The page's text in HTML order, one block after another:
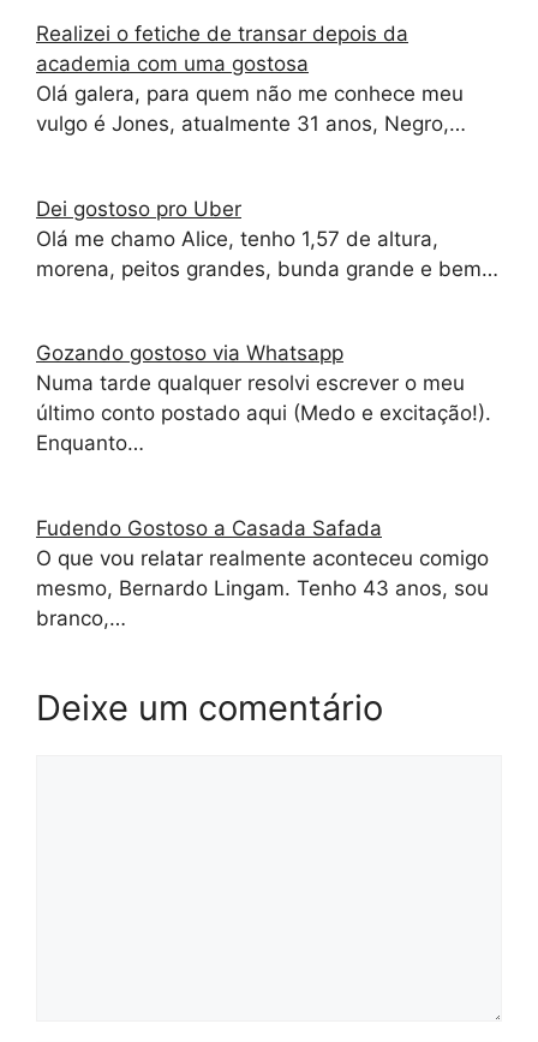
Realizei o fetiche de transar depois da
academia com uma gostosa
Olá galera, para quem não me conhece meu
vulgo é Jones, atualmente 31 anos, Negro,…
Dei gostoso pro Uber
Olá me chamo Alice, tenho 1,57 de altura,
morena, peitos grandes, bunda grande e bem…
Gozando gostoso via Whatsapp
Numa tarde qualquer resolvi escrever o meu
último conto postado aqui (Medo e excitação!).
Enquanto…
Fudendo Gostoso a Casada Safada
O que vou relatar realmente aconteceu comigo
mesmo, Bernardo Lingam. Tenho 43 anos, sou
branco,…
Deixe um comentário